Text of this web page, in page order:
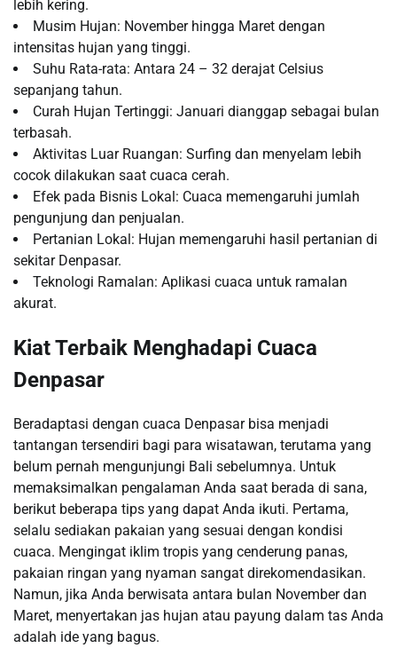
lebih kering.
Musim Hujan: November hingga Maret dengan
intensitas hujan yang tinggi.
Suhu Rata-rata: Antara 24 – 32 derajat Celsius
sepanjang tahun.
Curah Hujan Tertinggi: Januari dianggap sebagai bulan
terbasah.
Aktivitas Luar Ruangan: Surfing dan menyelam lebih
cocok dilakukan saat cuaca cerah.
Efek pada Bisnis Lokal: Cuaca memengaruhi jumlah
pengunjung dan penjualan.
Pertanian Lokal: Hujan memengaruhi hasil pertanian di
sekitar Denpasar.
Teknologi Ramalan: Aplikasi cuaca untuk ramalan
akurat.
Kiat Terbaik Menghadapi Cuaca
Denpasar
Beradaptasi dengan cuaca Denpasar bisa menjadi
tantangan tersendiri bagi para wisatawan, terutama yang
belum pernah mengunjungi Bali sebelumnya. Untuk
memaksimalkan pengalaman Anda saat berada di sana,
berikut beberapa tips yang dapat Anda ikuti. Pertama,
selalu sediakan pakaian yang sesuai dengan kondisi
cuaca. Mengingat iklim tropis yang cenderung panas,
pakaian ringan yang nyaman sangat direkomendasikan.
Namun, jika Anda berwisata antara bulan November dan
Maret, menyertakan jas hujan atau payung dalam tas Anda
adalah ide yang bagus.